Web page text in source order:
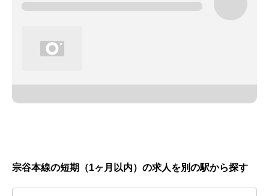
宗谷本線の短期（1ヶ月以内）の求人を別の駅から探す